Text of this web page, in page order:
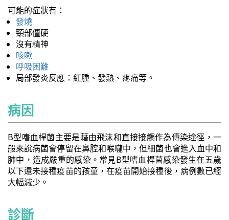
可能的症狀有：
發燒
頸部僵硬
沒有精神
咳嗽
呼吸困難
局部發炎反應：紅腫、發熱、疼痛等。
病因
B型嗜血桿菌主要是藉由飛沫和直接接觸作為傳染途徑，一
般來說病菌會停留在鼻腔和喉嚨中，但細菌也會進入血中和
肺中，造成嚴重的感染。常見B型嗜血桿菌感染發生在五歲
以下還未接種疫苗的孩童，在疫苗開始接種後，病例數已經
大幅減少。
診斷